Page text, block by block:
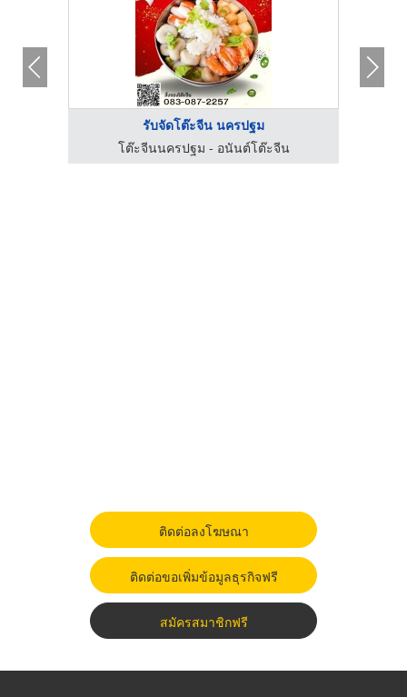
รับจัดโต๊ะจีน นครปฐม
โต๊ะจีนนครปฐม - อนันต์โต๊ะจีน
ติดต่อลงโฆษณา
ติดต่อขอเพิ่มข้อมูลธุรกิจฟรี
สมัครสมาชิกฟรี